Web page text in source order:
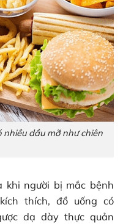
dầu mỡ như chiên
người bị mắc bệnh
thích, đồ uống có
dạ dày thực quản